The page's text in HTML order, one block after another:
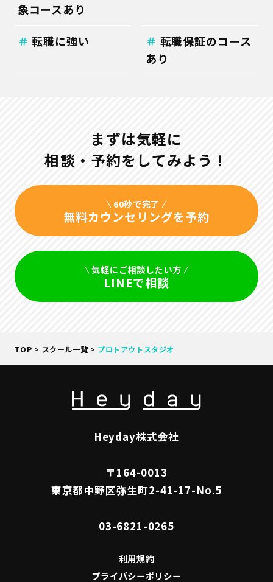
象コースあり
転職に強い
転職保証のコース
あり
まずは気軽に
相談・予約をしてみよう！
60秒で完了
無料カウンセリングを予約
気軽にご相談したい方
LINEで相談
TOP > スクール一覧> プロトアウトスタジオ
Heyday株式会社
〒164-0013
東京都中野区弥生町2-41-17-No.5
03-6821-0265
利用規約
プライバシーポリシー